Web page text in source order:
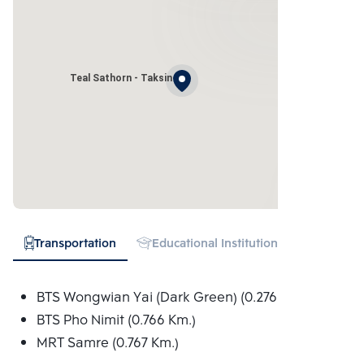
Teal Sathorn - Taksin
Transportation Educational Institution
BTS Wongwian Yai (Dark Green) (0.276 Km.)
BTS Pho Nimit (0.766 Km.)
MRT Samre (0.767 Km.)